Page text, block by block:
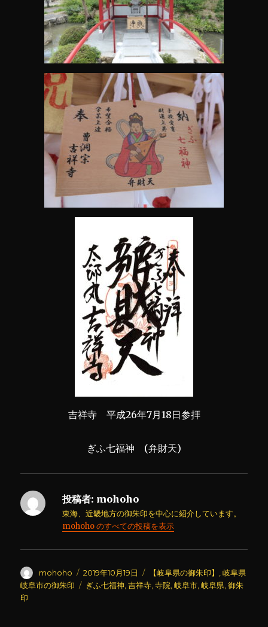
吉祥寺 平成26年7月18日参拝
ぎふ七福神 (弁財天)
投稿者: mohoho
東海、近畿地方の御朱印を中心に紹介しています。
mohoho のすべての投稿を表示
投
稿
mohoho
投
稿
2019年10月19日
カ
テ
【岐阜県の御朱印】 ,岐阜県
岐阜市の御朱印
タ
ぎふ七福神 ,吉祥寺 ,寺院 ,岐阜市 ,岐阜県 ,御朱
印